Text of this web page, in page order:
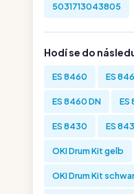
5031713043805
Hodí se do
ES 8460 ES
ES 8460 DN ES
ES 8430 ES
OKI Drum Kit gelb
OKI Drum Kit